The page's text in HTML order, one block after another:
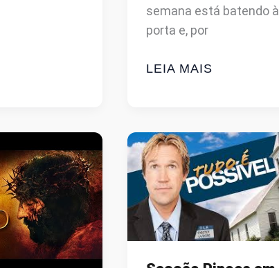
semana está batendo à
porta e, por
FILME
GRÁTIS:
40
DIAS
O
MILAGRE
DA
VIDA
LEIA MAIS